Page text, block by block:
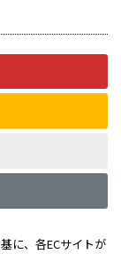
に、各ECサイトが